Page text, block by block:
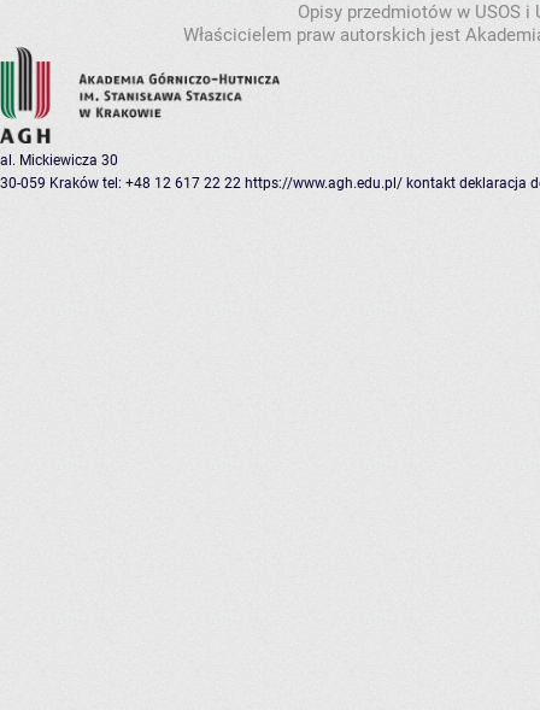
Opisy przedmiotów w USOS
Właścicielem praw autorskich jest
al. Mickiewicza 30
30-059 Kraków tel: +48 12 617 22 22 https://www.agh.edu.pl/ kontakt deklaracja